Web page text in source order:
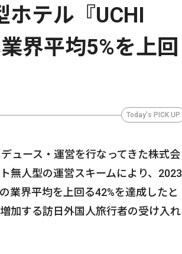
テル『UCHI
界平均5%を上回
Today's PICK UP
ュース・運営を行なってきた株式会
無人型の運営スキームにより、2023
業界平均を上回る42%を達成したと
加する訪日外国人旅行者の受け入れ